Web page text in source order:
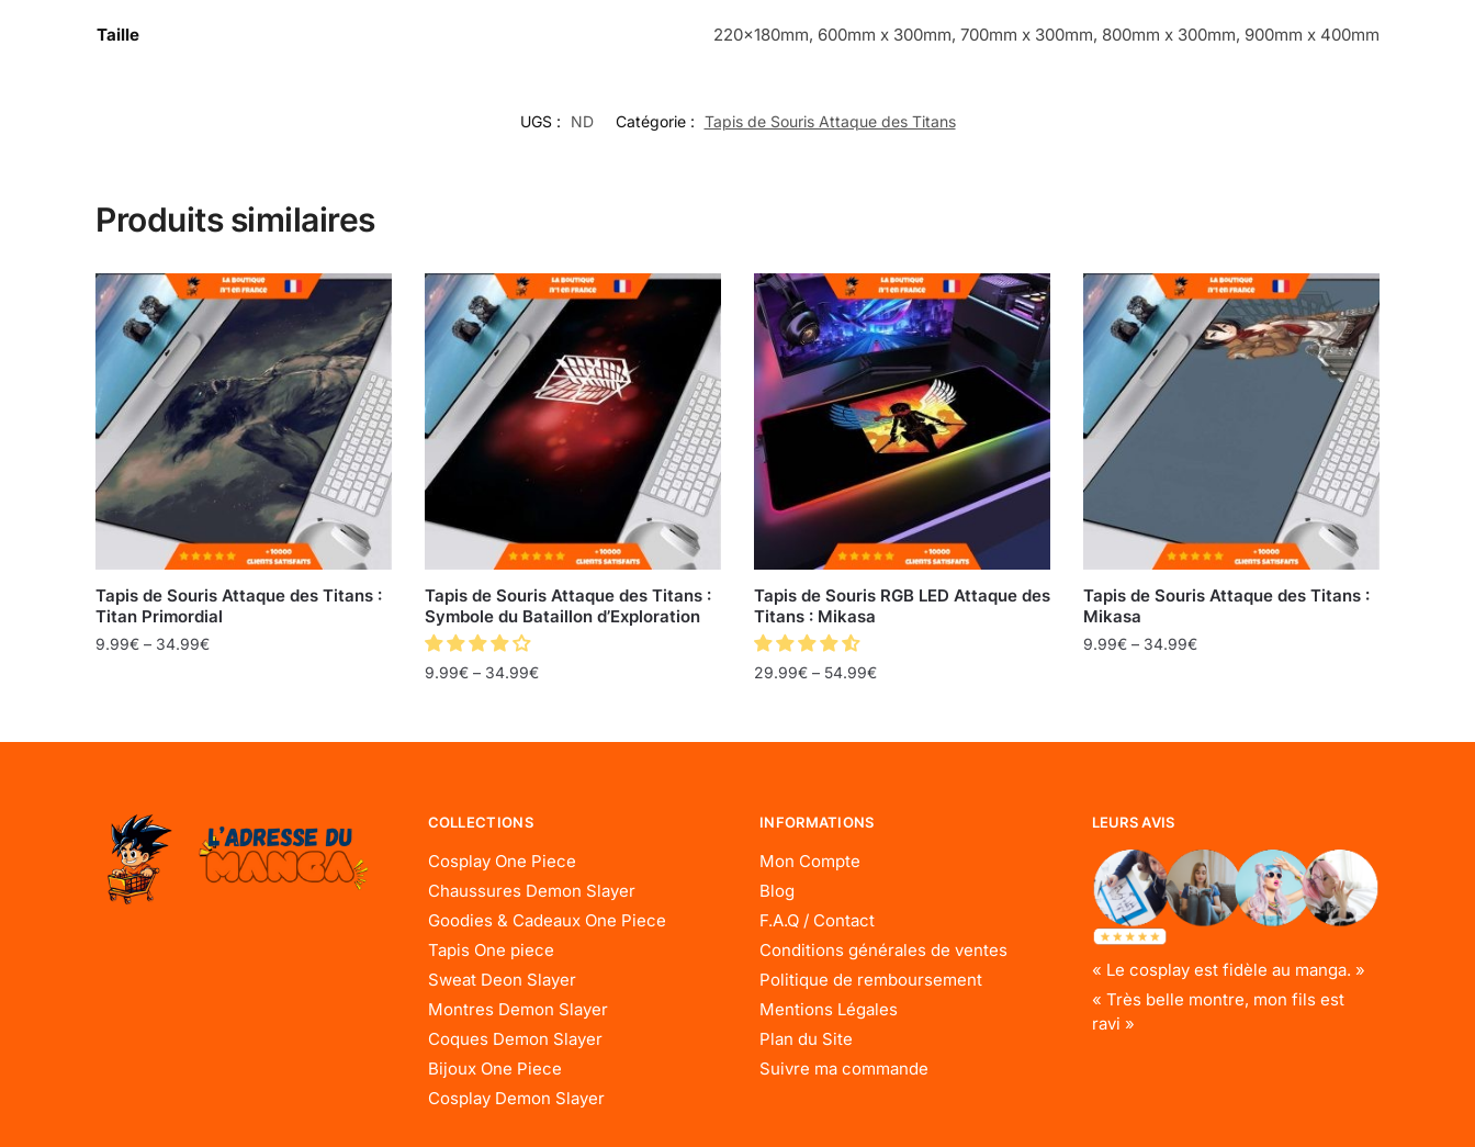
Taille 220x180mm, 600mm x 300mm, 700mm x 300mm, 800mm x 300mm, 900mm x 400mm
UGS : ND Catégorie : Tapis de Souris Attaque des Titans
Produits similaires
Tapis de Souris Attaque des Titans :
Titan Primordial
9.99€ – 34.99€
Tapis de Souris Attaque des Titans :
Symbole du Bataillon d’Exploration
9.99€ – 34.99€
Tapis de Souris RGB LED Attaque des
Titans : Mikasa
29.99€– 54.99€
Tapis de Souris Attaque des Titans :
Mikasa
9.99€– 34.99€
COLLECTIONS
Cosplay One Piece
Chaussures Demon Slayer
Goodies & Cadeaux One Piece
Tapis One piece
Sweat Deon Slayer
Montres Demon Slayer
Coques Demon Slayer
Bijoux One Piece
Cosplay Demon Slayer
INFORMATIONS
Mon Compte
Blog
F.A.Q / Contact
Conditions générales de ventes
Politique de remboursement
Mentions Légales
Plan du Site
Suivre ma commande
LEURS AVIS
« Le cosplay est fidèle au manga. »
« Très belle montre, mon fils est
ravi »